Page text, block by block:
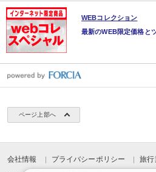
WEBコレクション
最新のWEB限定価格と
ページ上部へ
会社情報 プライバシーポリシー 旅行